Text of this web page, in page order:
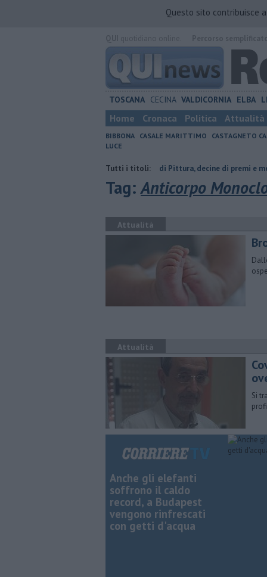
Questo sito contribuisce
TOSCANA CECINA VALDICORNIA ELBA
Home Cronaca Politica Attualità
BIBBONA CASALE MARITTIMO CASTAGNETO
LUCE
Tutti i titoli:
Estemporanea di Pittura, decine di premi e menzioni
Tag:Anticorpo
Attualità
Attualità
Si
Anche gli elefanti
soffrono il caldo
record, a Budapest
vengono rinfrescati
con getti d'acqua